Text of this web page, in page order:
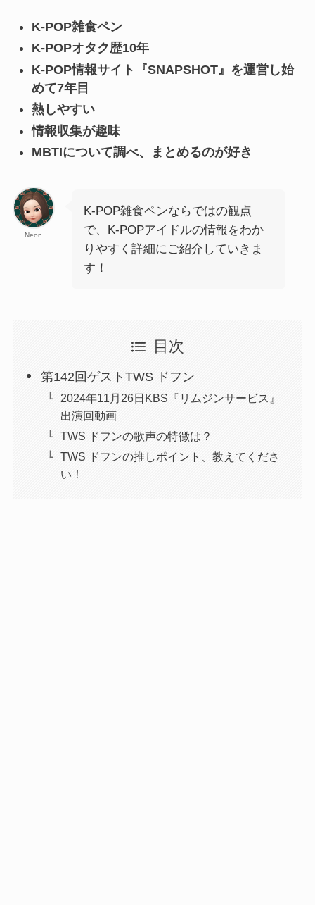
K-POP雑食ペン
K-POPオタク歴10年
K-POP情報サイト『SNAPSHOT』を運営し始
めて7年目
熱しやすい
情報収集が趣味
MBTIについて調べ、まとめるのが好き
Neon
K-POP雑食ペンならではの観点
で、K-POPアイドルの情報をわか
りやすく詳細にご紹介していきま
す！
目次
第142回ゲストTWS ドフン
2024年11月26日KBS『リムジンサービス』
出演回動画
TWS ドフンの歌声の特徴は？
TWS ドフンの推しポイント、教えてくださ
い！